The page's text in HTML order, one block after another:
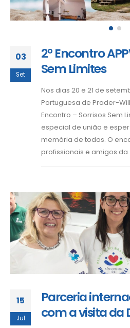
03
Set
2º Encontro
Sem Limites
Nos dias 20 e 21 de
Portuguesa de Prader-
Encontro – Sorrisos Sem
especial de união e
memória de todos. O
profissionais e amigos
15
Jul
Parceria
com a visita da